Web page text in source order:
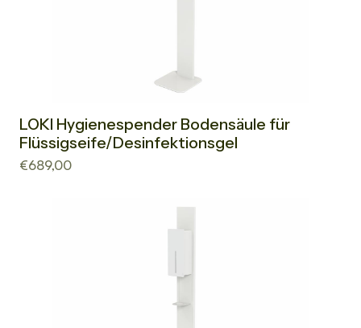
LOKI Hygienespender Bodensäule für
Flüssigseife/Desinfektionsgel
€689,00